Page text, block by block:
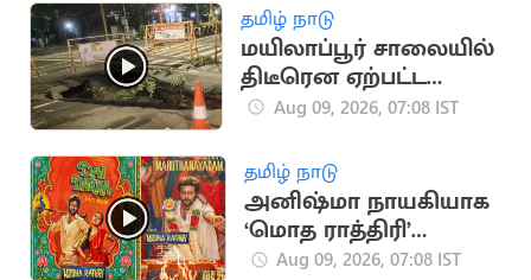
தமிழ் நாடு
மயிலாப்பூர் சாலையில்
திடீரென ஏற்பட்ட
பள்ளத்தால் வாகன
Aug 09, 2026, 07:08 IST
தமிழ் நாடு
அனிஷ்மா நாயகியாக
‘மொத ராத்திரி’
ஆகஸ்ட் 21ல் வெளியீடு
Aug 09, 2026, 07:08 IST